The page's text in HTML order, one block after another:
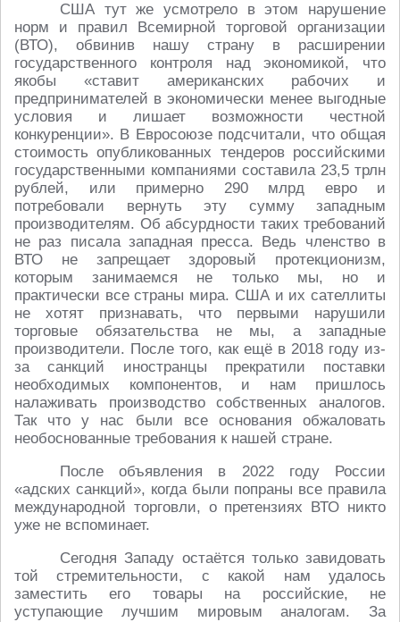
США тут же усмотрело в этом нарушение
норм и правил Всемирной торговой организации
(ВТО), обвинив нашу страну в расширении
государственного контроля над экономикой, что
якобы «ставит американских рабочих и
предпринимателей в экономически менее выгодные
условия и лишает возможности честной
конкуренции». В Евросоюзе подсчитали, что общая
стоимость опубликованных тендеров российскими
государственными компаниями составила 23,5 трлн
рублей, или примерно 290 млрд евро и
потребовали вернуть эту сумму западным
производителям. Об абсурдности таких требований
не раз писала западная пресса. Ведь членство в
ВТО не запрещает здоровый протекционизм,
которым занимаемся не только мы, но и
практически все страны мира. США и их сателлиты
не хотят признавать, что первыми нарушили
торговые обязательства не мы, а западные
производители. После того, как ещё в 2018 году из-
за санкций иностранцы прекратили поставки
необходимых компонентов, и нам пришлось
налаживать производство собственных аналогов.
Так что у нас были все основания обжаловать
необоснованные требования к нашей стране.
После объявления в 2022 году России
«адских санкций», когда были попраны все правила
международной торговли, о претензиях ВТО никто
уже не вспоминает.
Сегодня Западу остаётся только завидовать
той стремительности, с какой нам удалось
заместить его товары на российские, не
уступающие лучшим мировым аналогам. За